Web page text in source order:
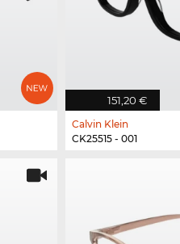
151,20 €
Calvin Klein
CK25515 - 001